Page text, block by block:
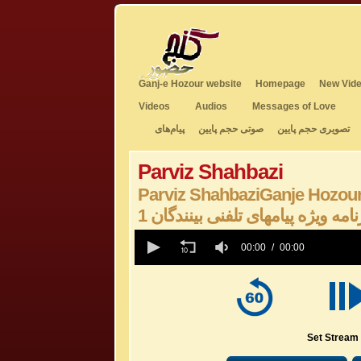
Ganj-e Hozour website Homepage
New
Videos
Audios
Messages of Love
تصویری حجم پایین
صوتی حجم پایین پیام‌های
Parviz Shahbazi
Parviz ShahbaziGanje
ویژه پیامهای تلفنی بینندگان
seconds
00:00 00:00
Set Stream